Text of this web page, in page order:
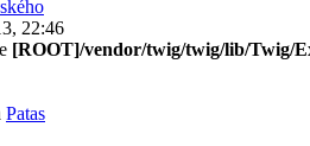
22:46
[ROOT]/vendor/twig/twig/lib/Twig/
Patas